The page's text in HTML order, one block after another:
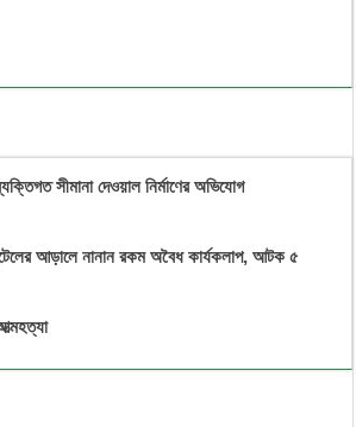
সীমানা দেওয়াল নির্মাণের অভিযোগ
আড়ালে নানান রকম অবৈধ কার্যকলাপ, আটক ৫